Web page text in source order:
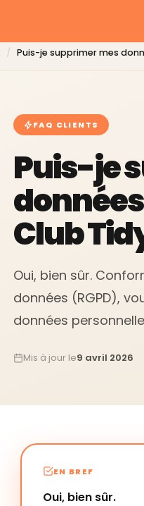
Puis-je supprimer mes
FAQ CLIENTS
Puis-je
Club
Oui, bien sûr.
données (RGPD),
données
Mis à jour le9 avril 2026
EN BREF
Oui, bien sûr.